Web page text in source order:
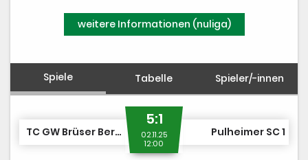
weitere Informationen (nuliga)
Spiele Tabelle Spieler/-innen
TC GW Brüser Berg 1
5:1
02.11.25
12:00
Pulheimer SC 1